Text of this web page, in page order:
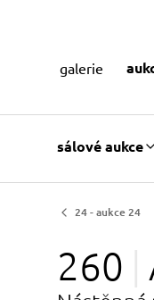
sálové aukce
galerie
24 - aukce 24
260